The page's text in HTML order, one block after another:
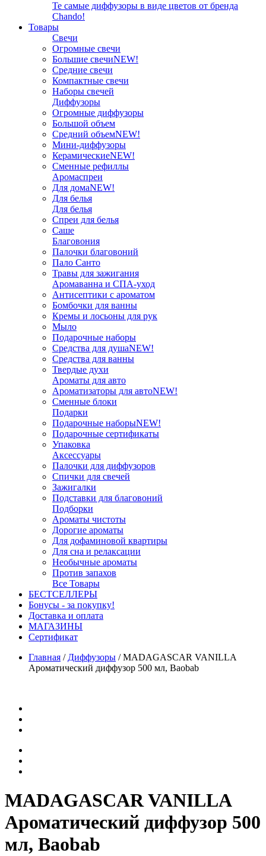
Те самые диффузоры в виде цветов от бренда
Chando!
Товары
Свечи
Огромные свечи
Большие свечиNEW!
Средние свечи
Компактные свечи
Наборы свечей
Диффузоры
Огромные диффузоры
Большой объем
Средний объемNEW!
Мини-диффузоры
КерамическиеNEW!
Сменные рефиллы
Аромаспреи
Для домаNEW!
Для белья
Для белья
Спреи для белья
Саше
Благовония
Палочки благовоний
Пало Санто
Травы для зажигания
Аромаванна и СПА-уход
Антисептики с ароматом
Бомбочки для ванны
Кремы и лосьоны для рук
Мыло
Подарочные наборы
Средства для душаNEW!
Средства для ванны
Твердые духи
Ароматы для авто
Ароматизаторы для автоNEW!
Сменные блоки
Подарки
Подарочные наборыNEW!
Подарочные сертификаты
Упаковка
Аксессуары
Палочки для диффузоров
Спички для свечей
Зажигалки
Подставки для благовоний
Подборки
Ароматы чистоты
Дорогие ароматы
Для дофаминовой квартиры
Для сна и релаксации
Необычные ароматы
Против запахов
Все Товары
БЕСТСЕЛЛЕРЫ
Бонусы - за покупку!
Доставка и оплата
МАГАЗИНЫ
Cертификат
Главная / Диффузоры /MADAGASCAR VANILLA
Ароматический диффузор 500 мл, Baobab
MADAGASCAR VANILLA
Ароматический диффузор 500
мл, Baobab